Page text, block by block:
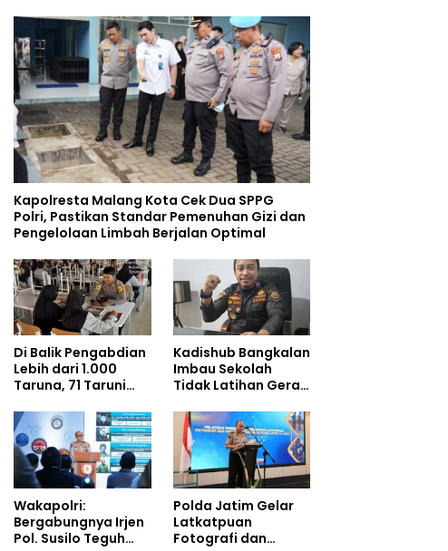
Kapolresta Malang Kota Cek Dua SPPG
Polri, Pastikan Standar Pemenuhan Gizi dan
Pengelolaan Limbah Berjalan Optimal
Di Balik Pengabdian
Lebih dari 1.000
Taruna, 71 Taruni
Pembentukan
Karakter Siswa
Sekolah Rakyat
Kadishub Bangkalan
Imbau Sekolah
Tidak Latihan Gerak
Wakapolri:
Bergabungnya Irjen
Pol. Susilo Teguh
Polda Jatim Gelar
Latkatpuan
Fotografi dan